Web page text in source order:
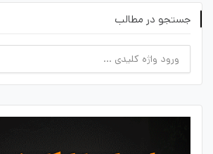
جستجو در مطالب